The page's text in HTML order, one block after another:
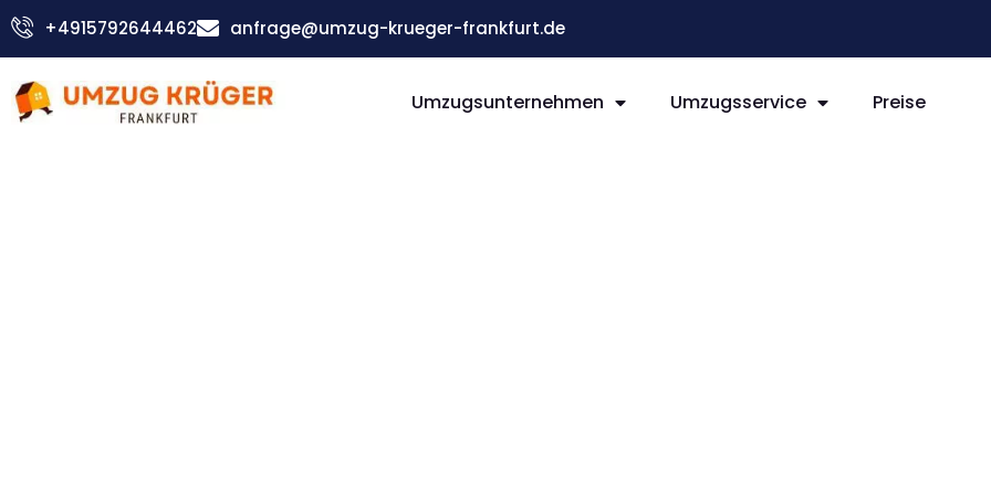
Zum
Inhalt
+4915792644462 anfrage@umzug-krueger-frankfurt.de
Umzugsunternehmen Umzugsservice Preise